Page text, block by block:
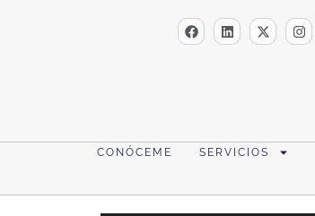
CONÓCEME SERVICIOS